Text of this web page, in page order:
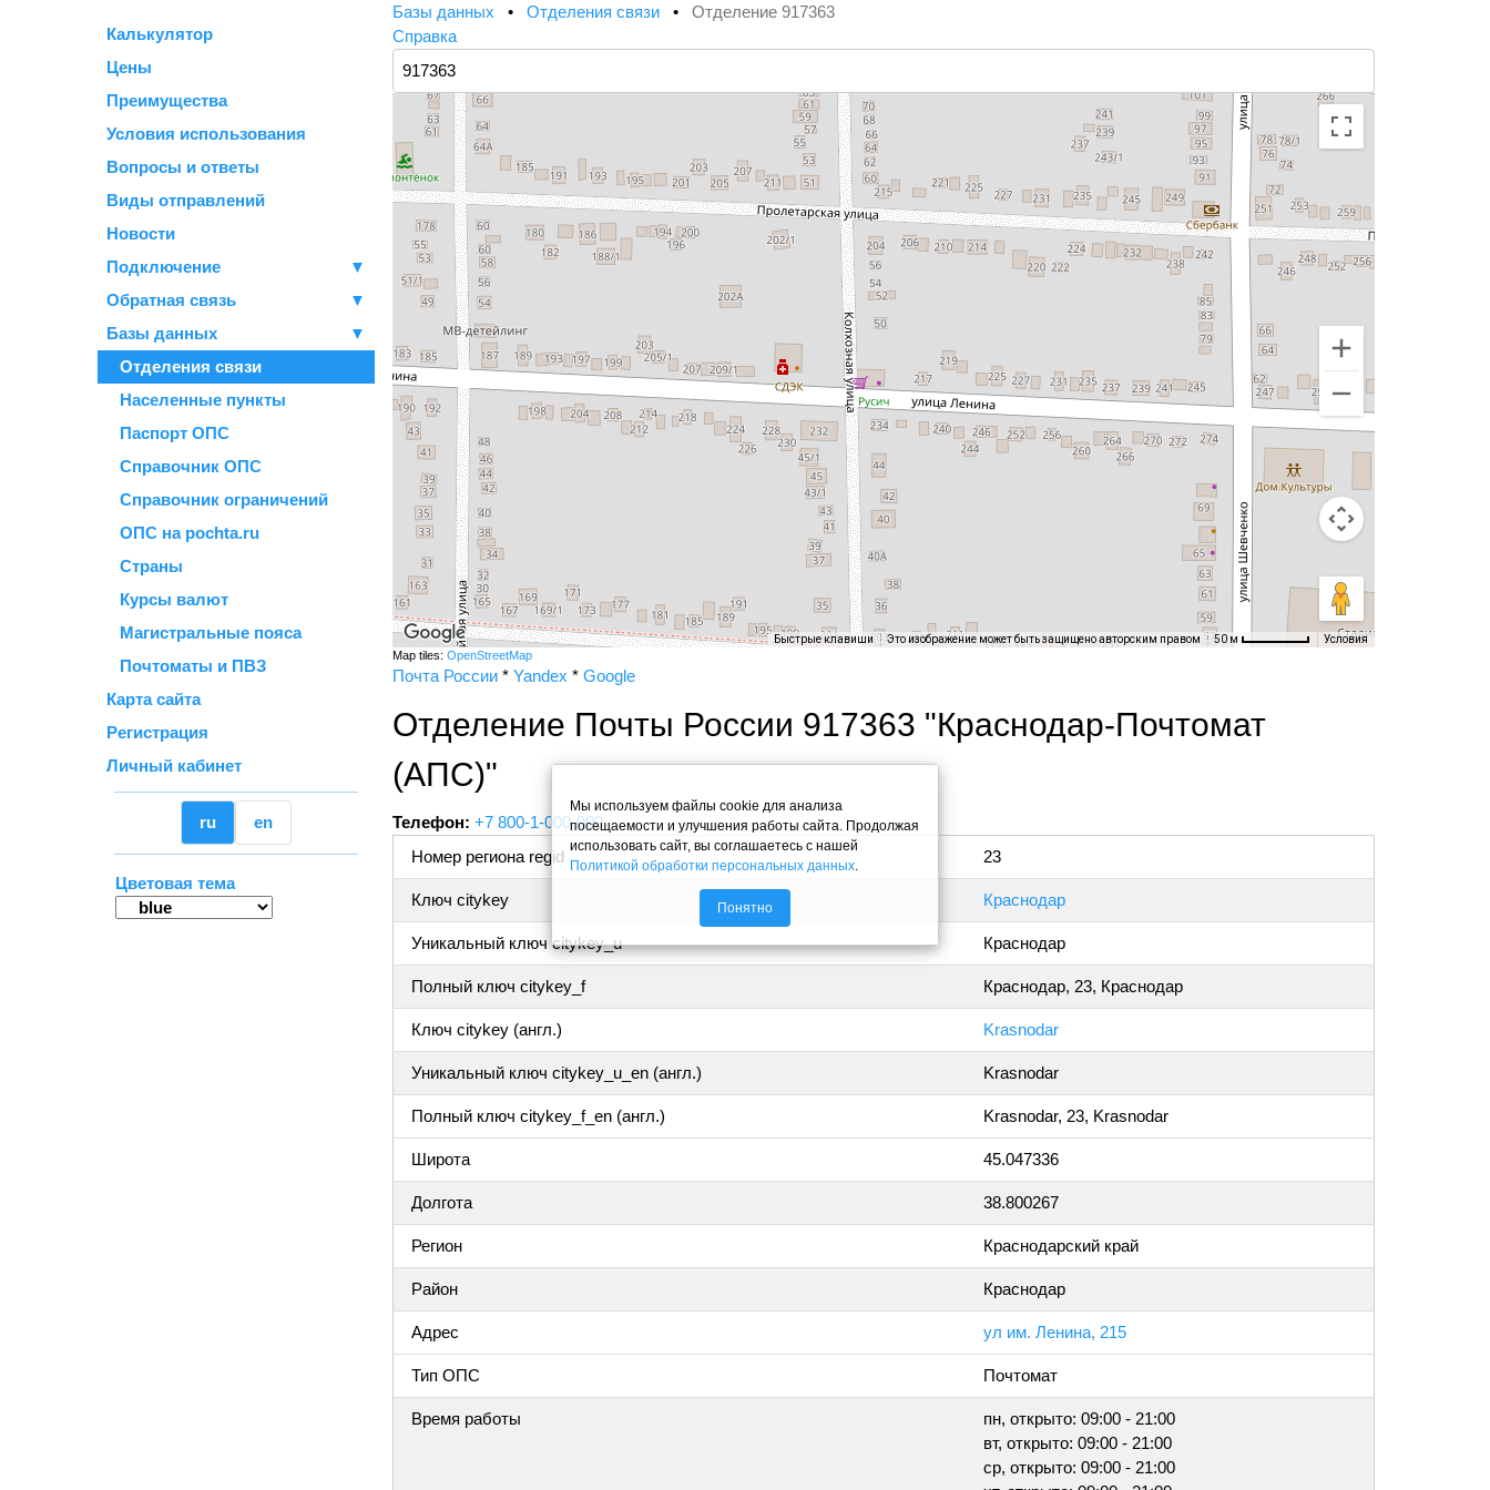
Калькулятор
Цены
Преимущества
Условия использования
Вопросы и ответы
Виды отправлений
Новости
Подключение
▼
Обратная связь
▼
Базы данных
▼
Отделения связи
Населенные пункты
Паспорт ОПС
Справочник ОПС
Справочник ограничений
ОПС на pochta.ru
Страны
Курсы валют
Магистральные пояса
Почтоматы и ПВЗ
Карта сайта
Регистрация
Личный кабинет
ru en
Цветовая тема
Базы данных • Отделения связи • Отделение 917363
Справка
Быстрые клавиши Это изображение может быть защищено авторским правом 50 м Условия
Map tiles: OpenStreetMap
Почта России * Yandex * Google
Отделение Почты России 917363 "Краснодар-Почтомат
(АПС)"
Телефон: +7 800-1-000-000
Номер региона regid
23
Ключ citykey Краснодар
Уникальный ключ citykey_u Краснодар
Полный ключ citykey_f Краснодар, 23, Краснодар
Ключ citykey (англ.) Krasnodar
Уникальный ключ citykey_u_en (англ.) Krasnodar
Полный ключ citykey_f_en (англ.) Krasnodar, 23, Krasnodar
Широта 45.047336
Долгота 38.800267
Регион Краснодарский край
Район Краснодар
Адрес ул им. Ленина, 215
Тип ОПС Почтомат
Время работы
пн, открыто: 09:00 - 21:00
вт, открыто: 09:00 - 21:00
ср, открыто: 09:00 - 21:00
Мы используем файлы cookie для анализа
посещаемости и улучшения работы сайта. Продолжая
использовать сайт, вы соглашаетесь с нашей
Политикой обработки персональных данных
Понятно